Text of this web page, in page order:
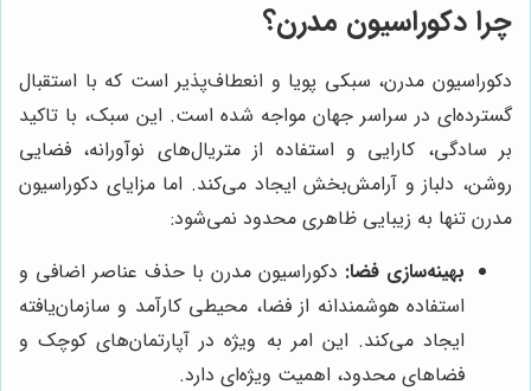
چرا دکوراسیون مدرن؟
دکوراسیون مدرن، سبکی پویا و انعطاف‌پذیر است که با استقبال
گسترده‌ای در سراسر جهان مواجه شده است. این سبک، با تاکید
بر سادگی، کارایی و استفاده از متریال‌های نوآورانه، فضایی
روشن، دلباز و آرامش‌بخش ایجاد می‌کند. اما مزایای دکوراسیون
مدرن تنها به زیبایی ظاهری محدود نمی‌شود:
بهینه‌سازی فضا: دکوراسیون مدرن با حذف عناصر اضافی و
استفاده هوشمندانه از فضا، محیطی کارآمد و سازمان‌یافته
ایجاد می‌کند. این امر به ویژه در آپارتمان‌های کوچک و
فضاهای محدود، اهمیت ویژه‌ای دارد.